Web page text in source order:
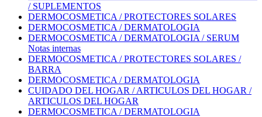
/ SUPLEMENTOS
DERMOCOSMETICA / PROTECTORES SOLARES
DERMOCOSMETICA / DERMATOLOGIA
DERMOCOSMETICA / DERMATOLOGIA / SERUM
Notas internas
DERMOCOSMETICA / PROTECTORES SOLARES /
BARRA
DERMOCOSMETICA / DERMATOLOGIA
CUIDADO DEL HOGAR / ARTICULOS DEL HOGAR /
ARTICULOS DEL HOGAR
DERMOCOSMETICA / DERMATOLOGIA